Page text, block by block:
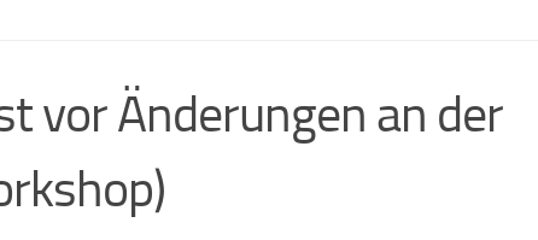
vor Änderungen an der